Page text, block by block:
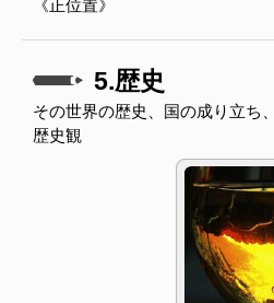
《正位置》
5.歴史
その世界の歴史、国の成り立ち
歴史観